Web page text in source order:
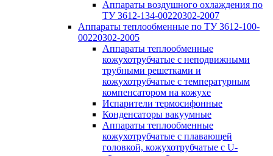
Аппараты воздушного охлаждения по
ТУ 3612-134-00220302-2007
Аппараты теплообменные по ТУ 3612-100-
00220302-2005
Аппараты теплообменные
кожухотрубчатые с неподвижными
трубными решетками и
кожухотрубчатые с температурным
компенсатором на кожухе
Испарители термосифонные
Конденсаторы вакуумные
Аппараты теплообменные
кожухотрубчатые с плавающей
головкой, кожухотрубчатые с U-